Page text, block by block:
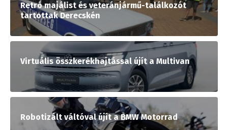
Retró majálist és veteránjármű-találkozót
tartottak Derecskén
Virtuális összkerékhajtással újít a Multivan
Robotizált váltóval újít a BMW Motorrad